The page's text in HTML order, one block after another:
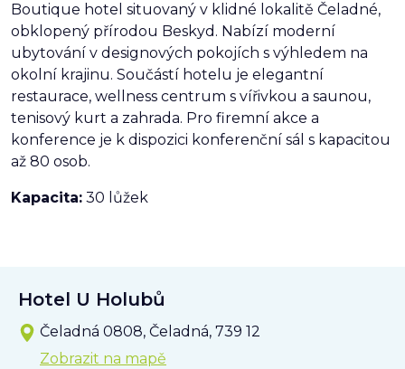
Boutique hotel situovaný v klidné lokalitě Čeladné,
obklopený přírodou Beskyd. Nabízí moderní
ubytování v designových pokojích s výhledem na
okolní krajinu. Součástí hotelu je elegantní
restaurace, wellness centrum s vířivkou a saunou,
tenisový kurt a zahrada. Pro firemní akce a
konference je k dispozici konferenční sál s kapacitou
až 80 osob.
Kapacita: 30 lůžek
Hotel U Holubů
Čeladná 0808, Čeladná, 739 12
Zobrazit na mapě